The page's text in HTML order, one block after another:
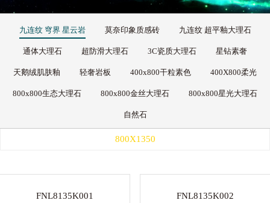
九连纹 穹界 星云岩 莫奈印象质感砖 九连纹 超平釉大理石
通体大理石 超防滑大理石 3C瓷质大理石 星钻素奢
天鹅绒肌肤釉 轻奢岩板 400x800干粒素色 400X800柔光
800x800生态大理石 800x800金丝大理石 800x800星光大理石
自然石
800X1350
FNL8135K001 FNL8135K002